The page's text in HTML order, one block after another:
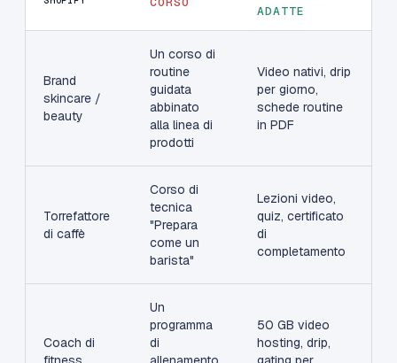
ADATTE
Brand
skincare /
beauty
Un corso di
routine
guidata
abbinato
alla linea di
prodotti
Video nativi, drip
per giorno,
schede routine
in PDF
Torrefattore
di caffè
Corso di
tecnica
"Prepara
come un
barista"
Lezioni video,
quiz, certificato
di
completamento
Coach di
Un
programma
di
50 GB video
hosting, drip,